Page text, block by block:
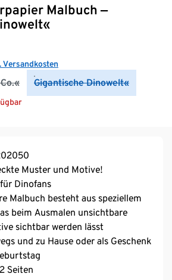
Malbuch ‒
Versandkosten
Gigantische Dinowelt«
Muster und Motive!
Dinofans
Malbuch besteht aus speziellem
beim Ausmalen unsichtbare
sichtbar werden lässt
und zu Hause oder als Geschenk
Seiten